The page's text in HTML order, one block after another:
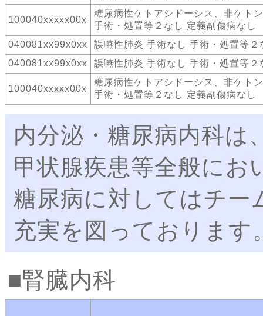
100040xxxxx00x
糖尿病性ケトアシドーシス、非ケト
手術・処置等２なし 定義副傷病なし
040081xx99x0xx
誤嚥性肺炎 手術なし 手術・処置等２
040081xx99x0xx
誤嚥性肺炎 手術なし 手術・処置等２
100040xxxxx00x
糖尿病性ケトアシドーシス、非ケト
手術・処置等２なし 定義副傷病なし
内分泌・糖尿病内科は
甲状腺疾患等全般にお
糖尿病に対してはチー
充実を図っております
腎臓内科